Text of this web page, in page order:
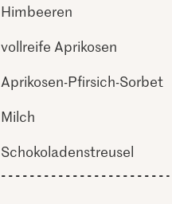
Himbeeren
vollreife Aprikosen
Aprikosen-Pfirsich-Sorbet
Milch
Schokoladenstreusel